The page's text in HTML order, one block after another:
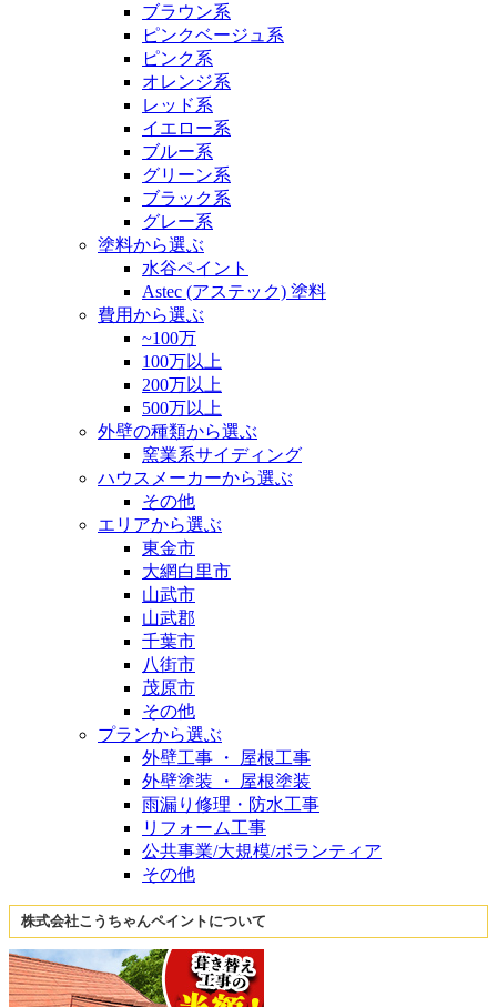
ブラウン系
ピンクベージュ系
ピンク系
オレンジ系
レッド系
イエロー系
ブルー系
グリーン系
ブラック系
グレー系
塗料から選ぶ
水谷ペイント
Astec (アステック) 塗料
費用から選ぶ
~100万
100万以上
200万以上
500万以上
外壁の種類から選ぶ
窯業系サイディング
ハウスメーカーから選ぶ
その他
エリアから選ぶ
東金市
大網白里市
山武市
山武郡
千葉市
八街市
茂原市
その他
プランから選ぶ
外壁工事 ・ 屋根工事
外壁塗装 ・ 屋根塗装
雨漏り修理・防水工事
リフォーム工事
公共事業/大規模/ボランティア
その他
株式会社こうちゃんペイントについて